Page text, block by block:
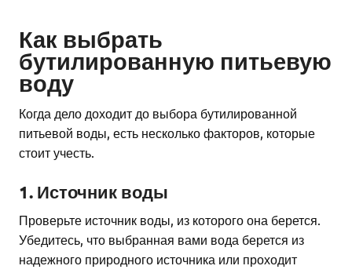
Как выбрать
бутилированную питьевую
воду
Когда дело доходит до выбора бутилированной
питьевой воды, есть несколько факторов, которые
стоит учесть.
1. Источник воды
Проверьте источник воды, из которого она берется.
Убедитесь, что выбранная вами вода берется из
надежного природного источника или проходит